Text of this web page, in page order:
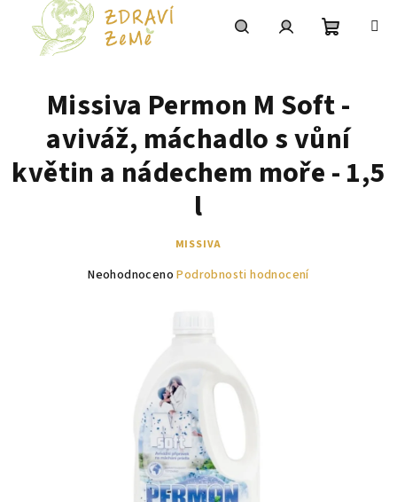
košík
Missiva Permon M Soft -
aviváž, máchadlo s vůní
květin a nádechem moře - 1,5
l
MISSIVA
Průměrné
Neohodnoceno Podrobnosti hodnocení